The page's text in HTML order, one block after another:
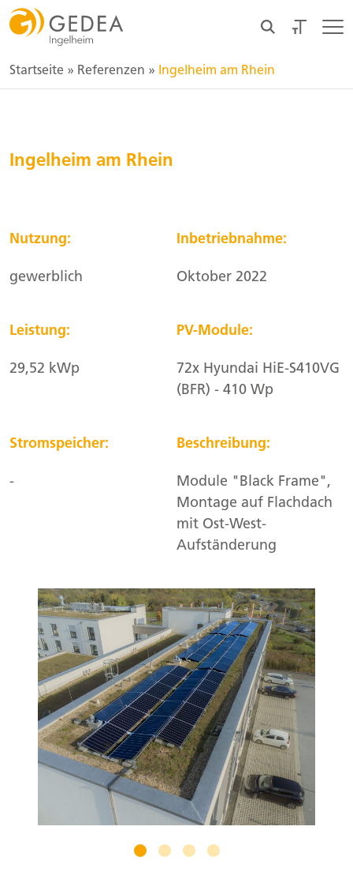
Startseite » Referenzen » Ingelheim am Rhein
Ingelheim am Rhein
Nutzung:
gewerblich
Inbetriebnahme:
Oktober 2022
Leistung:
29,52 kWp
PV-Module:
72x Hyundai HiE-S410VG
(BFR) - 410 Wp
Stromspeicher:
-
Beschreibung:
Module "Black Frame",
Montage auf Flachdach
mit Ost-West-
Aufständerung